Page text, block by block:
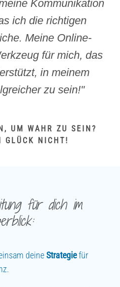
Kommunikation
ich die richtigen
Meine Online-
für mich, das
in meinem
zu sein!"
UM WAHR ZU SEIN?
GLÜCK NICHT!
für dich im
deineStrategiefür